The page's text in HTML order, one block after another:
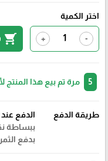
اختر الكمية
-
+
shopping_cart
مرة تم بيع هذا
طريقة الدفع
الدفع
ببساطة
بدفع